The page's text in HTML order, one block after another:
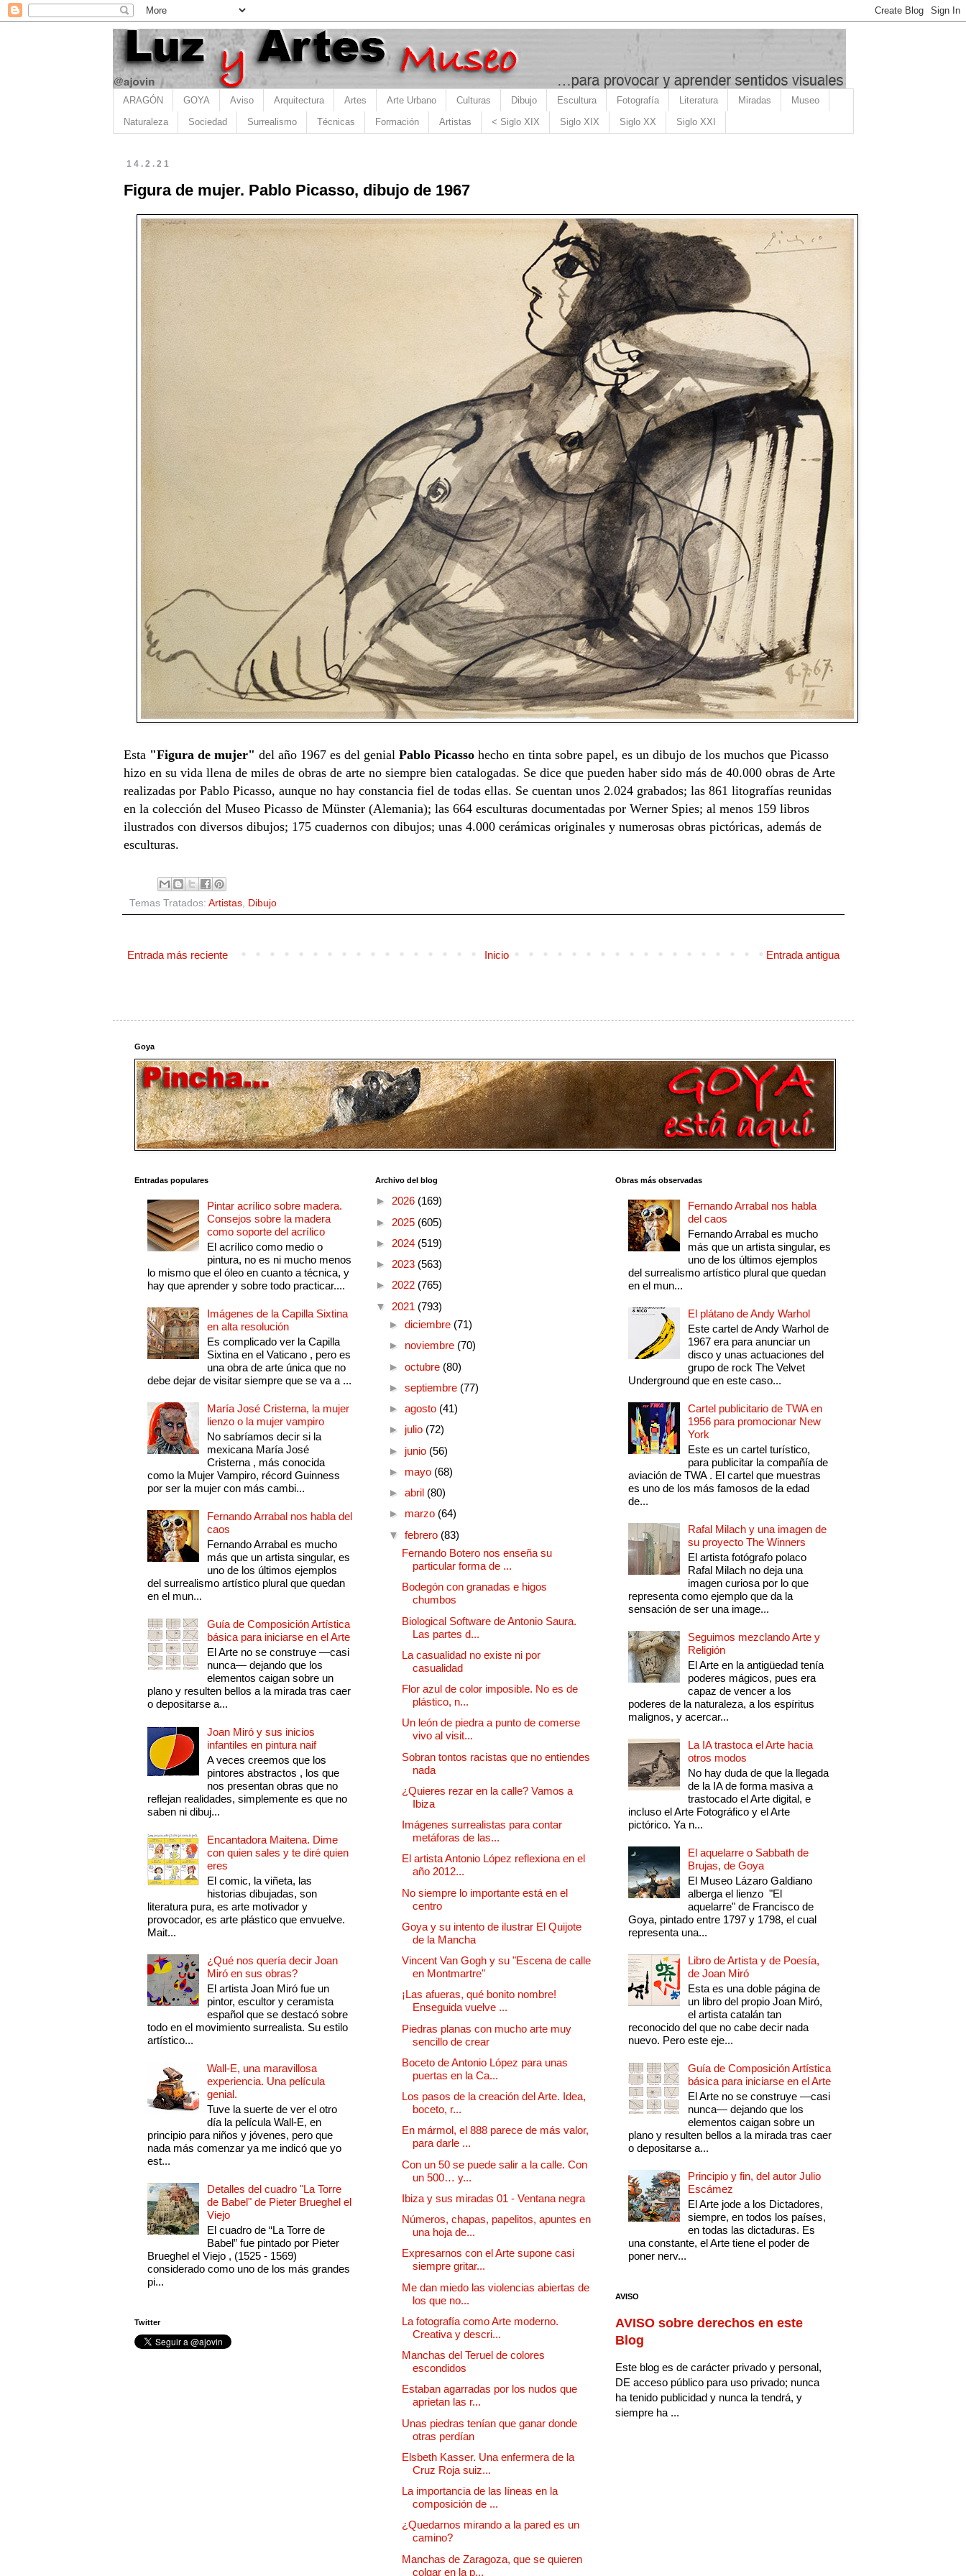
ARAGÓN GOYA Aviso Arquitectura Artes Arte Urbano Culturas Dibujo Escultura Fotografía Literatura Miradas Museo
Naturaleza Sociedad Surrealismo Técnicas Formación Artistas < Siglo XIX Siglo XIX Siglo XX Siglo XXI
14.2.21
Figura de mujer. Pablo Picasso, dibujo de 1967
Esta "Figura de mujer" del año 1967 es del genial Pablo Picassohecho en tinta sobre papel, es un dibujo de los muchos que Picasso
hizo en su vida llena de miles de obras de arte no siempre bien catalogadas. Se dice que pueden haber sido más de 40.000 obras de Arte
realizadas por Pablo Picasso, aunque no hay constancia fiel de todas ellas. Se cuentan unos 2.024 grabados; las 861 litografías reunidas
en la colección del Museo Picasso de Münster (Alemania); las 664 esculturas documentadas por Werner Spies; al menos 159 libros
ilustrados con diversos dibujos; 175 cuadernos con dibujos; unas 4.000 cerámicas originales y numerosas obras pictóricas, además de
esculturas.
Temas Tratados: Artistas, Dibujo
Entrada más reciente Entrada antigua
Inicio
Goya
Entradas populares
Pintar acrílico sobre madera.
Consejos sobre la madera
como soporte del acrílico
El acrílico como medio o
pintura, no es ni mucho menos
lo mismo que el óleo en cuanto a técnica, y
hay que aprender y sobre todo practicar....
Imágenes de la Capilla Sixtina
en alta resolución
Es complicado ver la Capilla
Sixtina en el Vaticano , pero es
una obra de arte única que no
debe dejar de visitar siempre que se va a ...
María José Cristerna, la mujer
lienzo o la mujer vampiro
No sabríamos decir si la
mexicana María José
Cristerna , más conocida
como la Mujer Vampiro, récord Guinness
por ser la mujer con más cambi...
Fernando Arrabal nos habla del
caos
Fernando Arrabal es mucho
más que un artista singular, es
uno de los últimos ejemplos
del surrealismo artístico plural que quedan
en el mun...
Guía de Composición Artística
básica para iniciarse en el Arte
El Arte no se construye —casi
nunca— dejando que los
elementos caigan sobre un
plano y resulten bellos a la mirada tras caer
o depositarse a...
Joan Miró y sus inicios
infantiles en pintura naif
A veces creemos que los
pintores abstractos , los que
nos presentan obras que no
reflejan realidades, simplemente es que no
saben ni dibuj...
Encantadora Maitena. Dime
con quien sales y te diré quien
eres
El comic, la viñeta, las
historias dibujadas, son
literatura pura, es arte motivador y
provocador, es arte plástico que envuelve.
Mait...
¿Qué nos quería decir Joan
Miró en sus obras?
El artista Joan Miró fue un
pintor, escultor y ceramista
español que se destacó sobre
todo en el movimiento surrealista. Su estilo
artístico...
Wall-E, una maravillosa
experiencia. Una película
genial.
Tuve la suerte de ver el otro
día la película Wall-E, en
principio para niños y jóvenes, pero que
nada más comenzar ya me indicó que yo
est...
Detalles del cuadro "La Torre
de Babel" de Pieter Brueghel el
Viejo
El cuadro de “La Torre de
Babel” fue pintado por Pieter
Brueghel el Viejo , (1525 - 1569)
considerado como uno de los más grandes
pi...
Twitter
Archivo del blog
► 2026 (169)
► 2025 (605)
► 2024 (519)
► 2023 (563)
► 2022 (765)
▼ 2021 (793)
► diciembre (71)
► noviembre (70)
► octubre (80)
► septiembre (77)
► agosto (41)
► julio (72)
► junio (56)
► mayo (68)
► abril (80)
► marzo (64)
▼ febrero (83)
Fernando Botero nos enseña su
particular forma de ...
Bodegón con granadas e higos
chumbos
Biological Software de Antonio Saura.
Las partes d...
La casualidad no existe ni por
casualidad
Flor azul de color imposible. No es de
plástico, n...
Un león de piedra a punto de comerse
vivo al visit...
Sobran tontos racistas que no entiendes
nada
¿Quieres rezar en la calle? Vamos a
Ibiza
Imágenes surrealistas para contar
metáforas de las...
El artista Antonio López reflexiona en el
año 2012...
No siempre lo importante está en el
centro
Goya y su intento de ilustrar El Quijote
de la Mancha
Vincent Van Gogh y su "Escena de calle
en Montmartre"
¡Las afueras, qué bonito nombre!
Enseguida vuelve ...
Piedras planas con mucho arte muy
sencillo de crear
Boceto de Antonio López para unas
puertas en la Ca...
Los pasos de la creación del Arte. Idea,
boceto, r...
En mármol, el 888 parece de más valor,
para darle ...
Con un 50 se puede salir a la calle. Con
un 500… y...
Ibiza y sus miradas 01 - Ventana negra
Números, chapas, papelitos, apuntes en
una hoja de...
Expresarnos con el Arte supone casi
siempre gritar...
Me dan miedo las violencias abiertas de
los que no...
La fotografía como Arte moderno.
Creativa y descri...
Manchas del Teruel de colores
escondidos
Estaban agarradas por los nudos que
aprietan las r...
Unas piedras tenían que ganar donde
otras perdían
Elsbeth Kasser. Una enfermera de la
Cruz Roja suiz...
La importancia de las líneas en la
composición de ...
¿Quedarnos mirando a la pared es un
camino?
Manchas de Zaragoza, que se quieren
colgar en la p...
Obras más observadas
Fernando Arrabal nos habla
del caos
Fernando Arrabal es mucho
más que un artista singular, es
uno de los últimos ejemplos
del surrealismo artístico plural que quedan
en el mun...
El plátano de Andy Warhol
Este cartel de Andy Warhol de
1967 era para anunciar un
disco y unas actuaciones del
grupo de rock The Velvet
Underground que en este caso...
Cartel publicitario de TWA en
1956 para promocionar New
York
Este es un cartel turístico,
para publicitar la compañía de
aviación de TWA . El cartel que muestras
es uno de los más famosos de la edad
de...
Rafal Milach y una imagen de
su proyecto The Winners
El artista fotógrafo polaco
Rafal Milach no deja una
imagen curiosa por lo que
representa como ejemplo que da la
sensación de ser una image...
Seguimos mezclando Arte y
Religión
El Arte en la antigüedad tenía
poderes mágicos, pues era
capaz de vencer a los
poderes de la naturaleza, a los espíritus
malignos, y acercar...
La IA trastoca el Arte hacia
otros modos
No hay duda de que la llegada
de la IA de forma masiva a
trastocado el Arte digital, e
incluso el Arte Fotográfico y el Arte
pictórico. Ya n...
El aquelarre o Sabbath de
Brujas, de Goya
El Museo Lázaro Galdiano
alberga el lienzo "El
aquelarre" de Francisco de
Goya, pintado entre 1797 y 1798, el cual
representa una...
Libro de Artista y de Poesía,
de Joan Miró
Esta es una doble página de
un libro del propio Joan Miró,
el artista catalán tan
reconocido del que no cabe decir nada
nuevo. Pero este eje...
Guía de Composición Artística
básica para iniciarse en el Arte
El Arte no se construye —casi
nunca— dejando que los
elementos caigan sobre un
plano y resulten bellos a la mirada tras caer
o depositarse a...
Principio y fin, del autor Julio
Escámez
El Arte jode a los Dictadores,
siempre, en todos los países,
en todas las dictaduras. Es
una constante, el Arte tiene el poder de
poner nerv...
AVISO
AVISO sobre derechos en este
Blog
Este blog es de carácter privado y personal,
DE acceso público para uso privado; nunca
ha tenido publicidad y nunca la tendrá, y
siempre ha ...